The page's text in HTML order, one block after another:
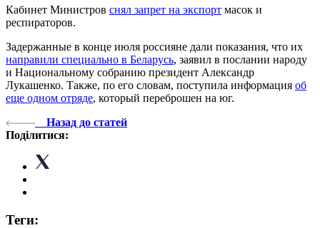
Кабинет Министров снял запрет на экспорт масок и
респираторов.
Задержанные в конце июля россияне дали показания, что их
направили специально в Беларусь, заявил в послании народу
и Национальному собранию президент Александр
Лукашенко. Также, по его словам, поступила информация об
еще одном отряде, который переброшен на юг.
Назад до статей
Поділитися:
Теги: